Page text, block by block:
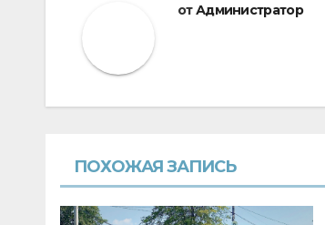
отАдминистратор
ПОХОЖАЯ ЗАПИСЬ